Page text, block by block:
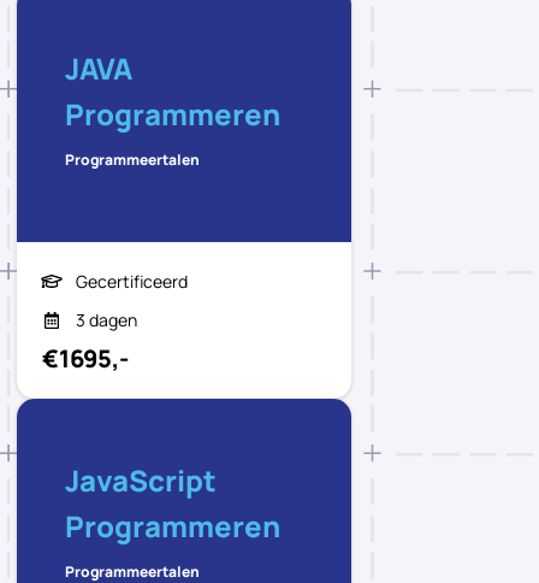
JAVA
Programmeren
Programmeertalen
Gecertificeerd
3 dagen
€1695,-
JavaScript
Programmeren
Programmeertalen